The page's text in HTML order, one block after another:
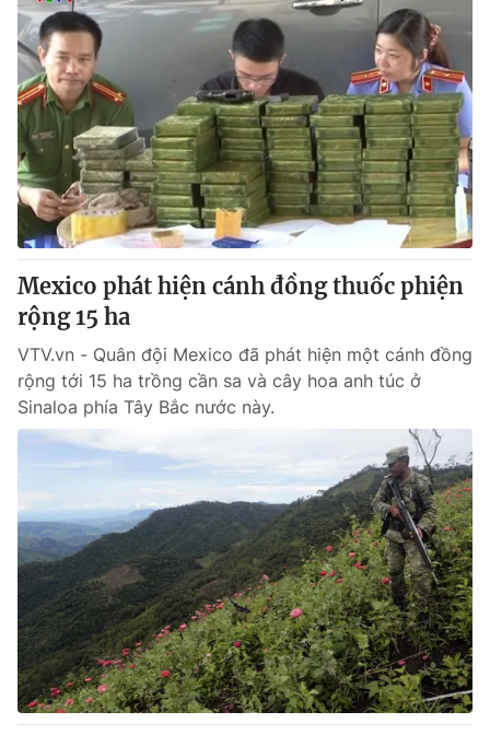
Mexico phát hiện cánh đồng thuốc phiện
rộng 15 ha
VTV.vn - Quân đội Mexico đã phát hiện một cánh đồng
rộng tới 15 ha trồng cần sa và cây hoa anh túc ở
Sinaloa phía Tây Bắc nước này.